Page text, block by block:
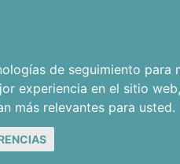
de seguimiento para
experiencia en el sitio web,
más relevantes para usted.